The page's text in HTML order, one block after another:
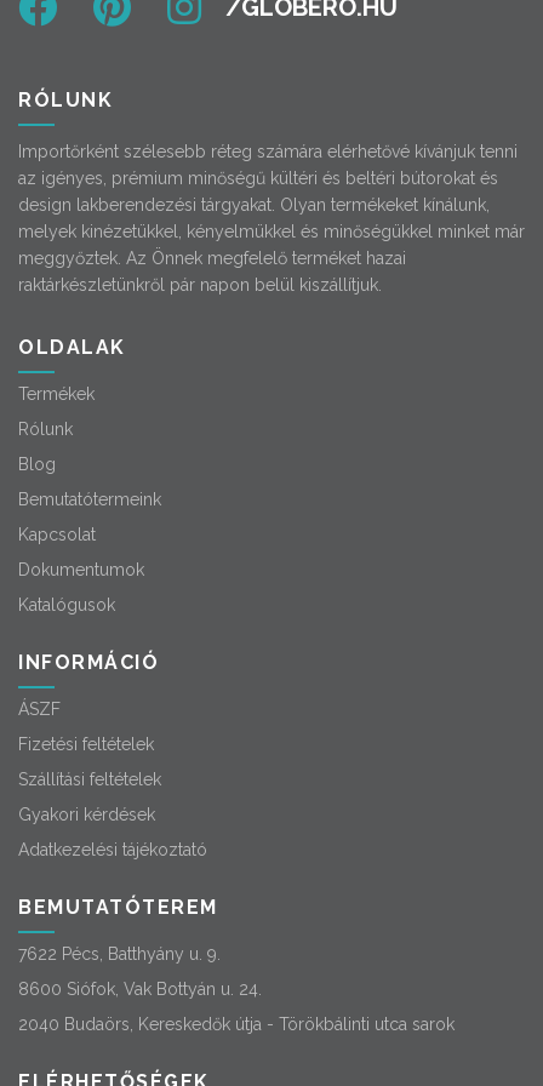
RÓLUNK
Importőrként szélesebb réteg számára elérhetővé kívánjuk tenni
az igényes, prémium minőségű kültéri és beltéri bútorokat és
design lakberendezési tárgyakat. Olyan termékeket kínálunk,
melyek kinézetükkel, kényelmükkel és minőségükkel minket már
meggyőztek. Az Önnek megfelelő terméket hazai
raktárkészletünkről pár napon belül kiszállítjuk.
OLDALAK
Termékek
Rólunk
Blog
Bemutatótermeink
Kapcsolat
Dokumentumok
Katalógusok
INFORMÁCIÓ
ÁSZF
Fizetési feltételek
Szállítási feltételek
Gyakori kérdések
Adatkezelési tájékoztató
BEMUTATÓTEREM
7622 Pécs, Batthyány u. 9.
8600 Siófok, Vak Bottyán u. 24.
2040 Budaörs, Kereskedők útja - Törökbálinti utca sarok
ELÉRHETŐSÉGEK